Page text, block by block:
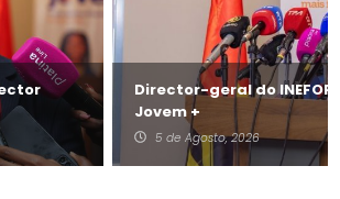
do INEFOP fala das mudanças no